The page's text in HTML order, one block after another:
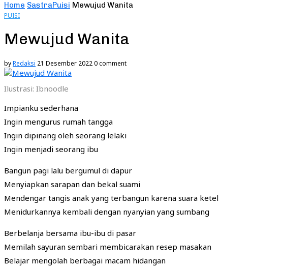
Home SastraPuisi Mewujud Wanita
PUISI
Mewujud Wanita
byRedaksi 21 Desember 20220 comment
Ilustrasi: Ibnoodle
Impianku sederhana
Ingin mengurus rumah tangga
Ingin dipinang oleh seorang lelaki
Ingin menjadi seorang ibu
Bangun pagi lalu bergumul di dapur
Menyiapkan sarapan dan bekal suami
Mendengar tangis anak yang terbangun karena suara ketel
Menidurkannya kembali dengan nyanyian yang sumbang
Berbelanja bersama ibu-ibu di pasar
Memilah sayuran sembari membicarakan resep masakan
Belajar mengolah berbagai macam hidangan